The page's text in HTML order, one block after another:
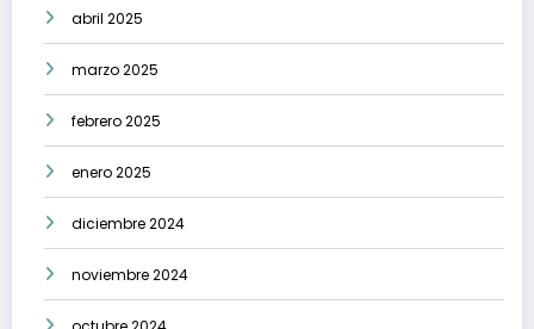
abril 2025
marzo 2025
febrero 2025
enero 2025
diciembre 2024
noviembre 2024